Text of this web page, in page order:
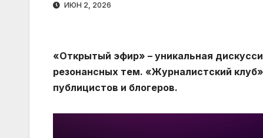
ИЮН 2, 2026
«Открытый эфир» – уникальная
резонансных тем. «Журналистский
публицистов и блогеров.